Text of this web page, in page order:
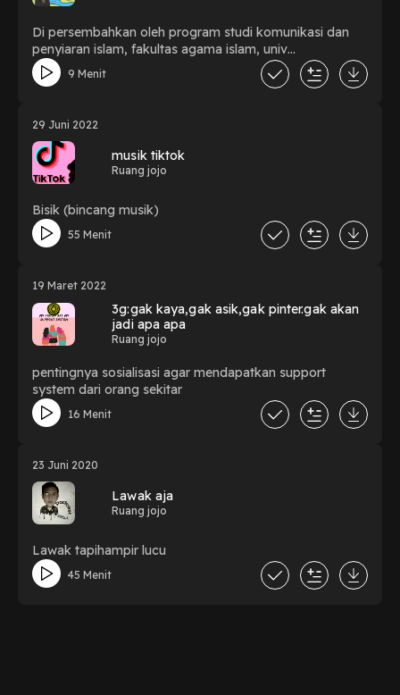
Di persembahkan oleh program studi komunikasi dan
penyiaran islam, fakultas agama islam, univ
muhammadiyah yogyakarta
9 Menit
29 Juni 2022
musik tiktok
Ruang jojo
Bisik (bincang musik)
55 Menit
19 Maret 2022
3g:gak kaya,gak asik,gak pinter.gak akan
jadi apa apa
Ruang jojo
pentingnya sosialisasi agar mendapatkan support
system dari orang sekitar
16 Menit
23 Juni 2020
Lawak aja
Ruang jojo
Lawak tapihampir lucu
45 Menit